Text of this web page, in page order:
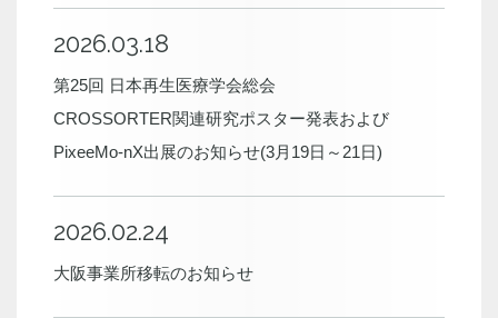
2026.03.18
第25回 日本再生医療学会総会
CROSSORTER関連研究ポスター発表および
PixeeMo-nX出展のお知らせ(3月19日～21日)
2026.02.24
大阪事業所移転のお知らせ